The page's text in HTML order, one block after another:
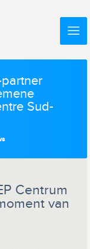
Sud-
Centrum
van